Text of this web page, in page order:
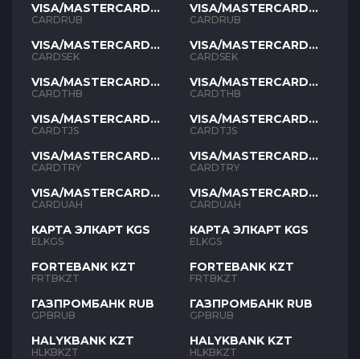
VISA/MASTERCARD
RUB
CARDRUB
VISA/MASTERCARD
SEK
CARDSEK
VISA/MASTERCARD
THB
CARDTHB
VISA/MASTERCARD
TJS
CARDTJS
VISA/MASTERCARD
TYR
CARDTRY
VISA/MASTERCARD
UAH
CARDUAH
КАРТА ЭЛКАРТ KGS
ELKGS
FORTEBANK KZT
FRTBKZT
ГАЗПРОМБАНК RUB
GPBRUB
HALYKBANK KZT
HLKBKZT
VISA/MASTERCARD
RUB
CARDRUB
VISA/MASTERCARD
SEK
CARDSEK
VISA/MASTERCARD
THB
CARDTHB
VISA/MASTERCARD
TJS
CARDTJS
VISA/MASTERCARD
TYR
CARDTRY
VISA/MASTERCARD
UAH
CARDUAH
КАРТА ЭЛКАРТ KGS
ELKGS
FORTEBANK KZT
FRTBKZT
ГАЗПРОМБАНК RUB
GPBRUB
HALYKBANK KZT
HLKBKZT